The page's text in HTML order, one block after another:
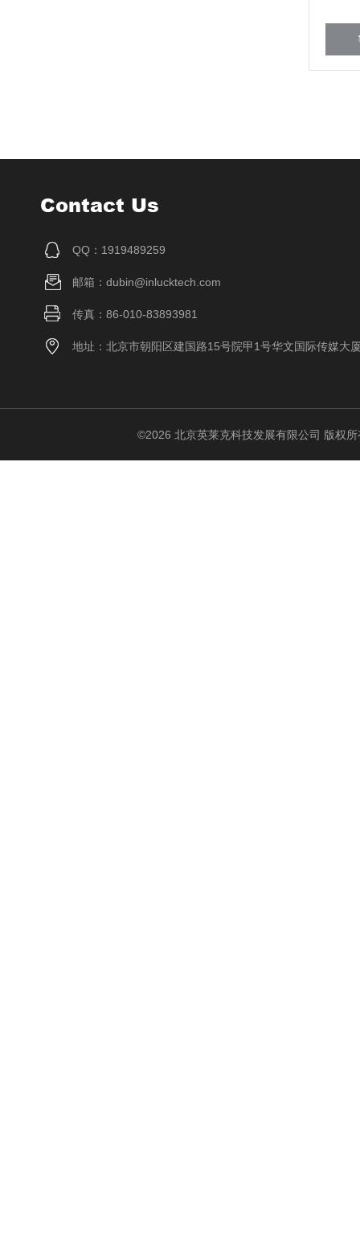
Contact Us
QQ：1919489259
邮箱：dubin@inlucktech.com
传真：86-010-83893981
地址：北京市朝阳区建国路15号院甲1号华文国际传媒大
©2026 北京英莱克科技发展有限公司 版